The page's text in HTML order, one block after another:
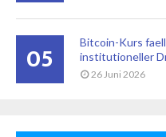
05
Bitcoin-Kurs
institutioneller
26 Juni 2026